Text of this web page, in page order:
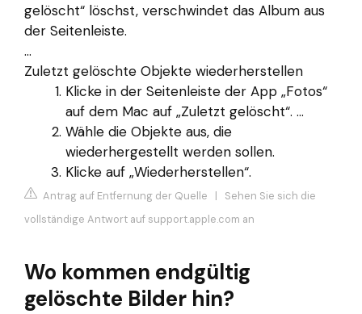
gelöscht“ löschst, verschwindet das Album aus
der Seitenleiste.
...
Zuletzt gelöschte Objekte wiederherstellen
Klicke in der Seitenleiste der App „Fotos“
auf dem Mac auf „Zuletzt gelöscht“. ...
Wähle die Objekte aus, die
wiederhergestellt werden sollen.
Klicke auf „Wiederherstellen“.
Antrag auf Entfernung der Quelle | Sehen Sie sich die
vollständige Antwort auf support.apple.com an
Wo kommen endgültig
gelöschte Bilder hin?